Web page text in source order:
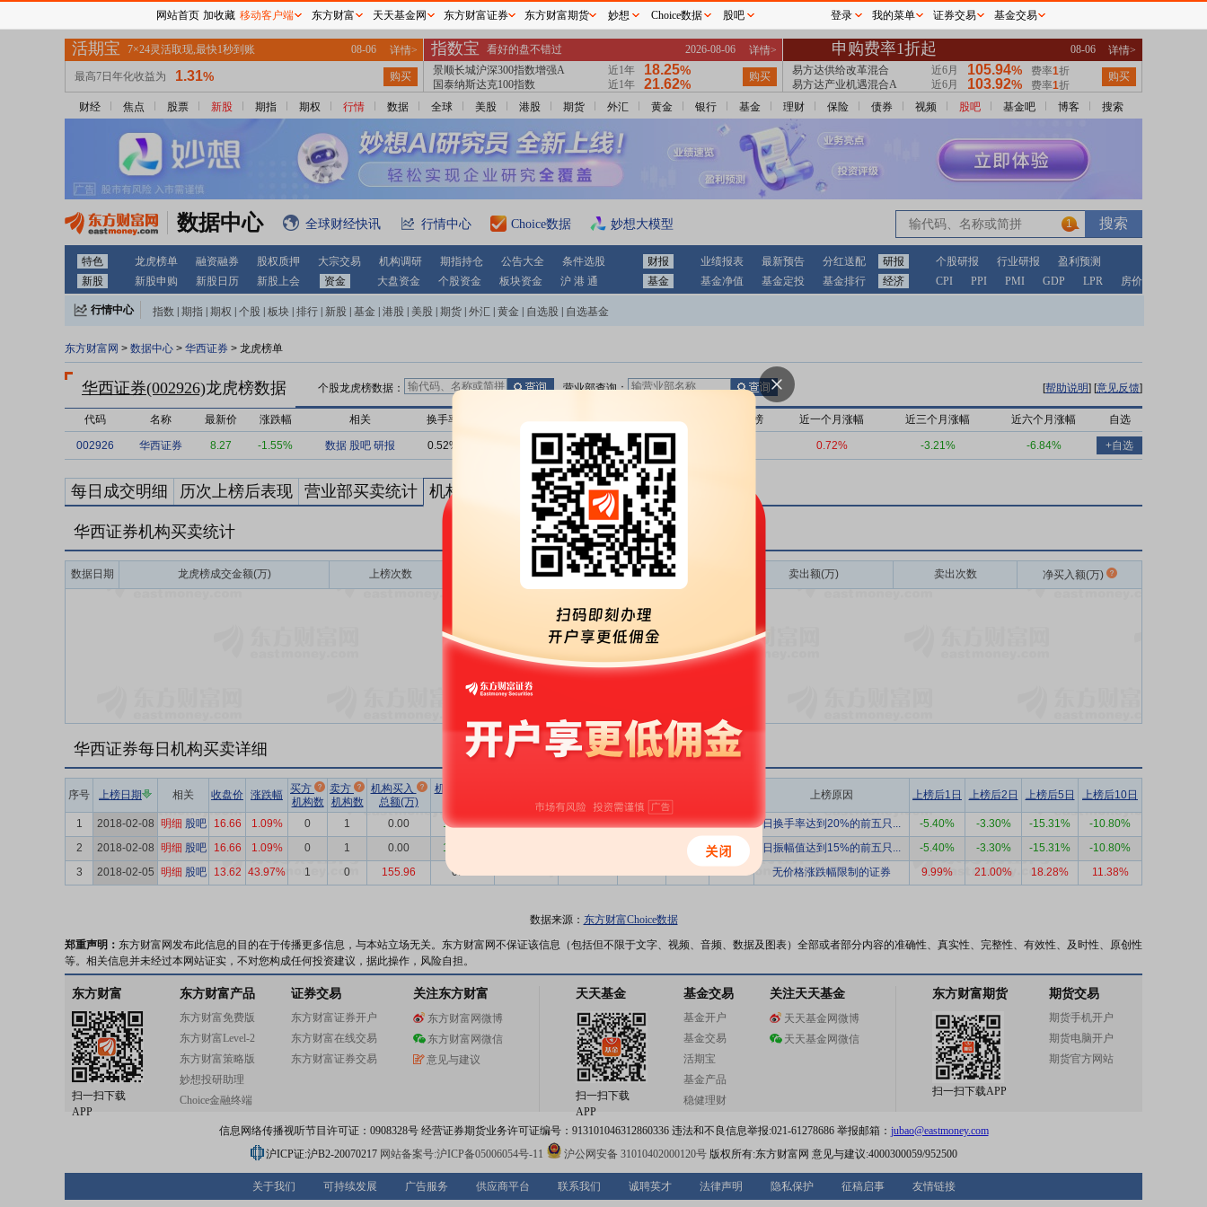
财经 焦点 股票 新股 期指 期权 行情 数据 全球 美股 港股 期货 外汇 黄金 银行 基金 理财 保险 债券 视频 股吧 基金吧 博客 搜索
数据中心 全球财经快讯 行情中心 Choice数据 妙想大模型 1
特色 龙虎榜单 融资融券 股权质押 大宗交易 机构调研 期指持仓 公告大全 条件选股 财报 业绩报表 最新预告 分红送配 研报 个股研报 行业研报
盈利预测
新股
新股申购 新股日历 新股上会 资金 大盘资金 个股资金 板块资金 沪 港 通 基金 基金净值 基金定投 基金排行 经济 CPI PPI PMI GDP LPR 房价
行情中心 指数 期指 期权 个股 板块 排行 新股 基金 港股 美股 期货 外汇 黄金 自选股 自选基金
东方财富网 > 数据中心 > 华西证券 > 龙虎榜单
华西证券(002926)龙虎榜数据 个股龙虎榜数据： 营业部查询： [帮助说明] [意见反馈]
代码 名称 最新价 涨跌幅 相关 换手率 近1月上榜 近3月上榜 近6月上榜 近一个月涨幅 近三个月涨幅 近六个月涨幅 自选
002926 华西证券 8.27 -1.55% 数据 股吧 研报 0.52% 0次 0次 0.72% -3.21% -6.84% +自选
每日成交明细 历次上榜后表现 营业部买卖统计 机构买卖统计 最新公告
华西证券机构买卖统计
数据日期 龙虎榜成交金额(万) 上榜次数 买入额(万) 买入次数 卖出额(万) 卖出次数 净买入额(万)
华西证券每日机构买卖详细
序号 上榜日期 相关 收盘价 涨跌幅
买方
机构数
卖方
机构数
机构买入
总额(万)
机构卖出
净额(万)
成交额(万)
总成交比
上榜原因 上榜后1日 上榜后2日 上榜后5日 上榜后10日
1 2018-02-08 明细 股吧 16.66 1.09% 0 1 0.00 1589.95 -1589.95 327772.89 -0.49% 37.83% 87 日换手率达到20%的前五只... -5.40% -3.30% -15.31%
-10.80%
2
2018-02-08 明细 股吧 16.66 1.09% 0 1 0.00 1589.95 37.83% 87 日振幅值达到15%的前五只... -5.40% -3.30% -15.31%
-10.80%
3
2018-02-05 明细 股吧 13.62 43.97% 1 0 155.96 0.00 无价格涨跌幅限制的证券 9.99% 21.00% 18.28% 11.38%
数据来源： 东方财富Choice数据
郑重声明： 东方财富网发布此信息的目的在于传播更多信息，与本站立场无关。东方财富网不保证该信息（包括但不限于文字、视频、音频、数据及图表）全部或者部分内容的准确性、真实性、完整性、有效性、及时性、原创性
等。相关信息并未经过本网站证实，不对您构成任何投资建议，据此操作，风险自担。
网站首页 加收藏 移动客户端 东方财富 天天基金网 东方财富证券 东方财富期货 妙想 Choice数据 股吧 登录 我的菜单 证券交易 基金交易